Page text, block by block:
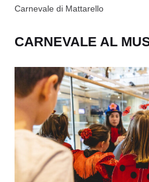
Carnevale di Mattarello
CARNEVALE AL